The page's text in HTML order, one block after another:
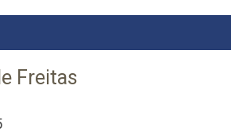
Freitas